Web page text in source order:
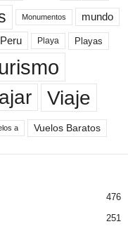
Monumentos mundo
Peru Playa Playas
Viaje
a Vuelos Baratos
476
251